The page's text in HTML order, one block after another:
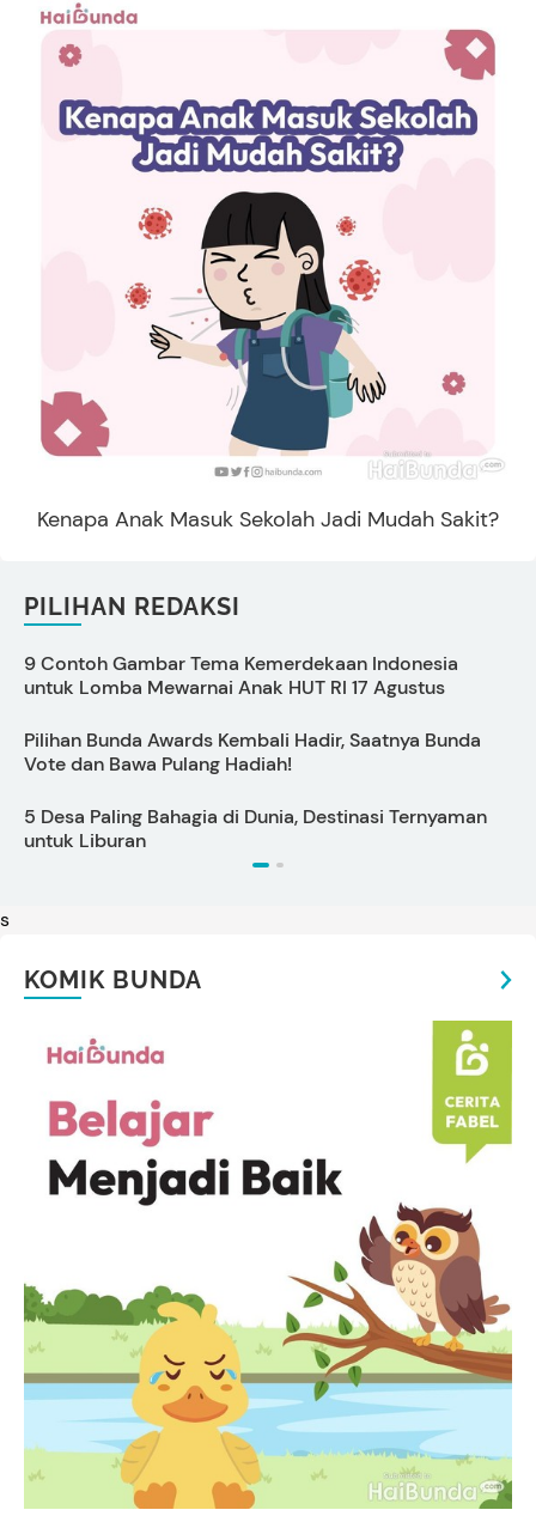
Kenapa Anak Masuk Sekolah Jadi Mudah Sakit?
PILIHAN REDAKSI
9 Contoh Gambar Tema Kemerdekaan Indonesia
untuk Lomba Mewarnai Anak HUT RI 17 Agustus
Pilihan Bunda Awards Kembali Hadir, Saatnya Bunda
Vote dan Bawa Pulang Hadiah!
5 Desa Paling Bahagia di Dunia, Destinasi Ternyaman
untuk Liburan
s
KOMIK BUNDA